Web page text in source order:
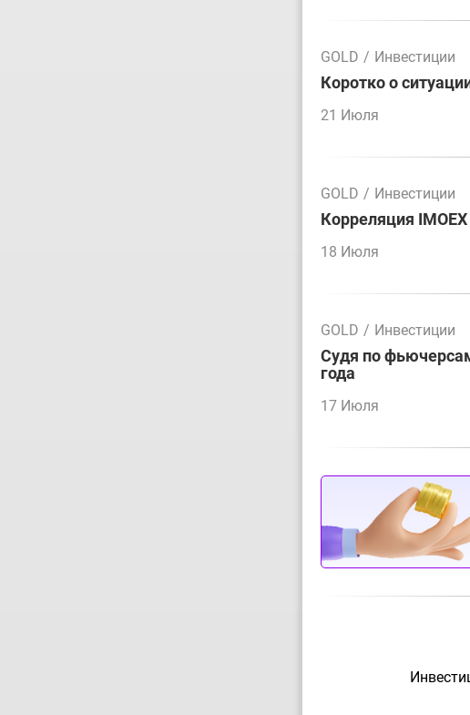
GOLD / Инвестиции
Коротко о
21 Июля
GOLD / Инвестиции
Корреляция
18 Июля
GOLD / Инвестиции
Судя по
года
17 Июля